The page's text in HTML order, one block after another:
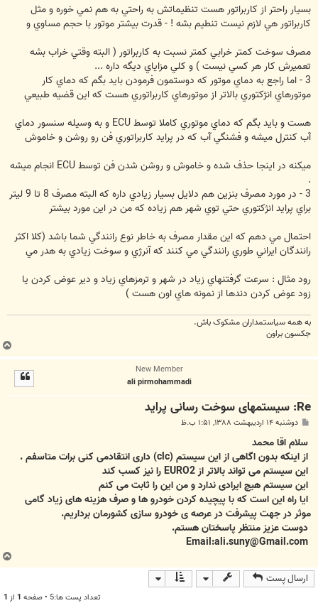
بسيار راحتر از کاربراتور هست تنظيماتش به راحتي به هم نمي خوره و مثل
کاربراتور هي لازم نيست تنطيم بشه ! - قدرت بيشتر موتور با حجم مساوي و
مصرف سوخت کمتر خرابي کمتر نسبت به کاربراتور ( البته وقتي خراب بشه
تعميرش کار هر کسي نيست ) و کلي مزاياي ديگه داره ...
3 - اما راجع به دماي موتور که دوستمون فرمودن بايد بگم که دماي کار
موتورهاي انژکتوري بالاتر از موتورهاي کاربراتوري هست که اين قضيه طبيعي
هست و بايد بگم که دماي موتوري کاملا توسط ECU و به وسيله سنسور دماي
آب کنترل ميشه و فشنگي آب که در پرايد کاربراتوري فن رو روشن و خاموش
ميکنه در اينجا حذف شده و خاموش و روشن شدن فن توسط ECU انجام ميشه
.
3 - در مورد مصرف بنزين هم دلايل بسيار زيادي داره که البته مصرف 8 تا 9 ليتر
براي پرايد انژکتوري حتي توي شهر هم زياده که من در اين مورد بيشتر
احتمال مي دهم که اين مقدار مصرف به خاطر نوع رانندگي شما باشد (کلا اکثر
رانندگان ايراني طوري رانندگي مي کنند که آنرژي و سوخت زيادي به هدر مي
رود مثال : سرعت گرفتنهاي زياد در شهر و ترمزهاي زياد و دير عوض کردن يا
زود عوض کردن دندها از نمونه هاي اون هست )
به همه سياستمداران مشکوک باش.
جکسون براون
New Member
ali pirmohammadi
Re: سیستمهای سوخت رسانی پراید
ت
دوشنبه ۱۴ اردیبهشت ۱۳۸۸, ۱:۵۱ ب.ظ
سلام اقا محمد
از اینکه بدون اگاهی از این سیستم (clc) داری انتقادمی کنی برات متاسفم .
این سیستم می تواند بالاتر از EURO2 را نیز کسب کند
این سیستم هیچ ایرادی ندارد و من این را ثابت می کنم
ایا راه این است که با پیچیده کردن خودرو ها و صرف هزینه های زیاد گامی
موثر در جهت پیشرفت در عرصه ی خودرو سازی کشورمان برداریم.
دوست عزیز منتظر پاسختان هستم.
Email:ali.suny@Gmail.com
ارسال پست
تعداد پست ها:5 • صفحه 1 از 1